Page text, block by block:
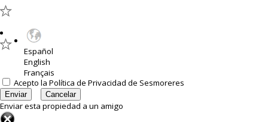
Acepto la Política de Privacidad de Sesmoreres
Enviar esta propiedad a un amigo
Español
English
Français